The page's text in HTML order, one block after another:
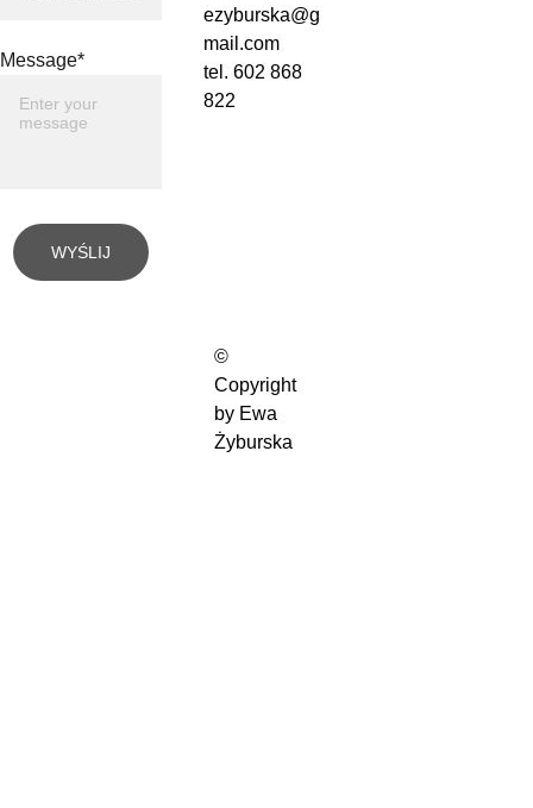
ezyburska@g
mail.com
tel. 602 868
822
Message*
WYŚLIJ
©
Copyright
by Ewa
Żyburska